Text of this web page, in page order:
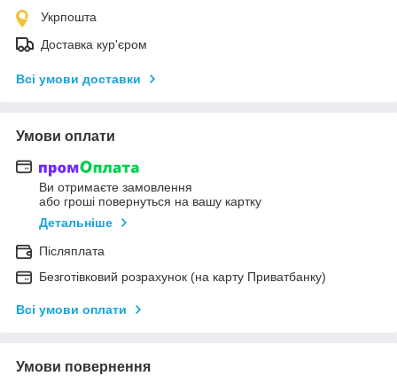
Укрпошта
Доставка кур'єром
Всі умови доставки
Умови оплати
Ви отримаєте замовлення
або гроші повернуться на вашу картку
Детальніше
Післяплата
Безготівковий розрахунок (на карту Приватбанку)
Всі умови оплати
Умови повернення